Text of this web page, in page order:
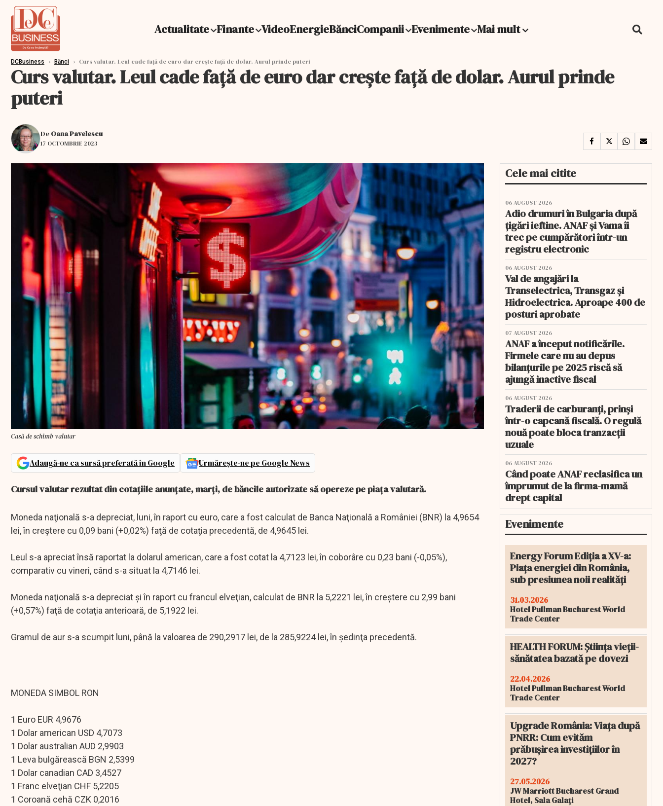
Actualitate Finante VideoEnergieBănciCompanii Evenimente Mai mult
DCBusiness › Bănci › Curs valutar. Leul cade față de euro dar crește față de dolar. Aurul prinde puteri
Curs valutar. Leul cade față de euro dar crește față de dolar. Aurul prinde
puteri
De Oana Pavelescu
17 OCTOMBRIE 2023
Casă de schimb valutar
Adaugă-ne ca sursă preferată în Google Urmărește-ne pe Google News
Cursul valutar rezultat din cotaţiile anunţate, marţi, de băncile autorizate să opereze pe piaţa valutară.
Moneda naţională s-a depreciat, luni, în raport cu euro, care a fost calculat de Banca Naţională a României (BNR) la 4,9654
lei, în creştere cu 0,09 bani (+0,02%) faţă de cotaţia precedentă, de 4,9645 lei.
Leul s-a apreciat însă raportat la dolarul american, care a fost cotat la 4,7123 lei, în coborâre cu 0,23 bani (-0,05%),
comparativ cu vineri, când s-a situat la 4,7146 lei.
Moneda naţională s-a depreciat şi în raport cu francul elveţian, calculat de BNR la 5,2221 lei, în creştere cu 2,99 bani
(+0,57%) faţă de cotaţia anterioară, de 5,1922 lei.
Gramul de aur s-a scumpit luni, până la valoarea de 290,2917 lei, de la 285,9224 lei, în şedinţa precedentă.
MONEDA SIMBOL RON
1 Euro EUR 4,9676
1 Dolar american USD 4,7073
1 Dolar australian AUD 2,9903
1 Leva bulgărească BGN 2,5399
1 Dolar canadian CAD 3,4527
1 Franc elveţian CHF 5,2205
1 Coroană cehă CZK 0,2016
Cele mai citite
06 AUGUST 2026
Adio drumuri în Bulgaria după
țigări ieftine. ANAF și Vama îi
trec pe cumpărători într-un
registru electronic
06 AUGUST 2026
Val de angajări la
Transelectrica, Transgaz și
Hidroelectrica. Aproape 400 de
posturi aprobate
07 AUGUST 2026
ANAF a început notificările.
Firmele care nu au depus
bilanțurile pe 2025 riscă să
ajungă inactive fiscal
06 AUGUST 2026
Traderii de carburanți, prinși
într-o capcană fiscală. O regulă
nouă poate bloca tranzacții
uzuale
06 AUGUST 2026
Când poate ANAF reclasifica un
împrumut de la firma-mamă
drept capital
Evenimente
Energy Forum Ediția a XV-a:
Piața energiei din România,
sub presiunea noii realități
31.03.2026
Hotel Pullman Bucharest World
Trade Center
HEALTH FORUM: Știința vieții-
sănătatea bazată pe dovezi
22.04.2026
Hotel Pullman Bucharest World
Trade Center
Upgrade România: Viața după
PNRR: Cum evităm
prăbușirea investițiilor în
2027?
27.05.2026
JW Marriott Bucharest Grand
Hotel, Sala Galați